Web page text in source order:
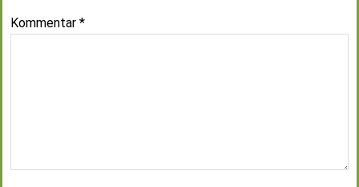
Kommentar *